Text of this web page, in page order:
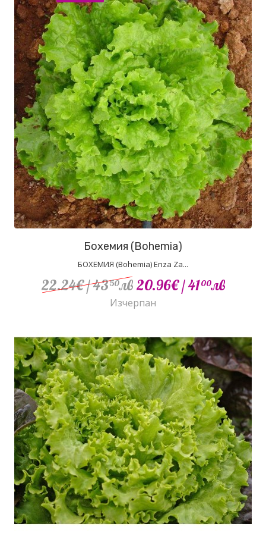
Бохемия (Bohemia)
БОХЕМИЯ (Bohemia) Enza Za...
22.24€/ 4350лв 20.96€/ 4100лв
Изчерпан